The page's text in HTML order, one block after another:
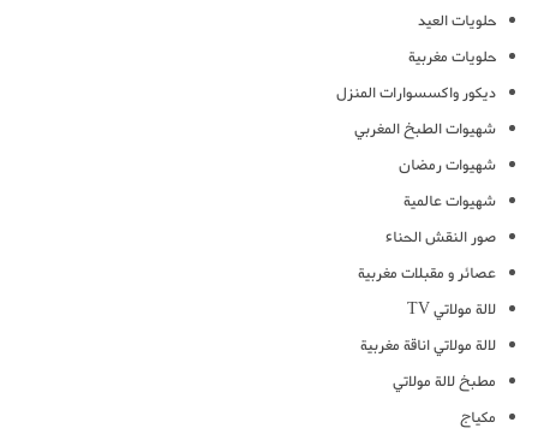
حلويات العيد
حلويات مغربية
ديكور واكسسوارات المنزل
شهيوات الطبخ المغربي
شهيوات رمضان
شهيوات عالمية
صور النقش الحناء
عصائر و مقبلات مغربية
لالة مولاتي TV
لالة مولاتي اناقة مغربية
مطبخ لالة مولاتي
مكياج